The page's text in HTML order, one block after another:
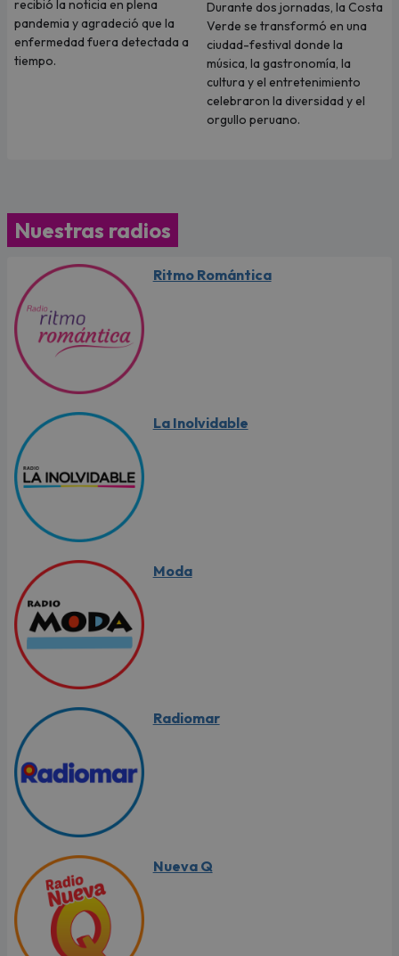
recibió la noticia en plena
pandemia y agradeció que la
enfermedad fuera detectada a
tiempo.
Durante dos jornadas, la Costa
Verde se transformó en una
ciudad-festival donde la
música, la gastronomía, la
cultura y el entretenimiento
celebraron la diversidad y el
orgullo peruano.
Nuestras radios
Ritmo Romántica
La Inolvidable
Moda
Radiomar
Nueva Q